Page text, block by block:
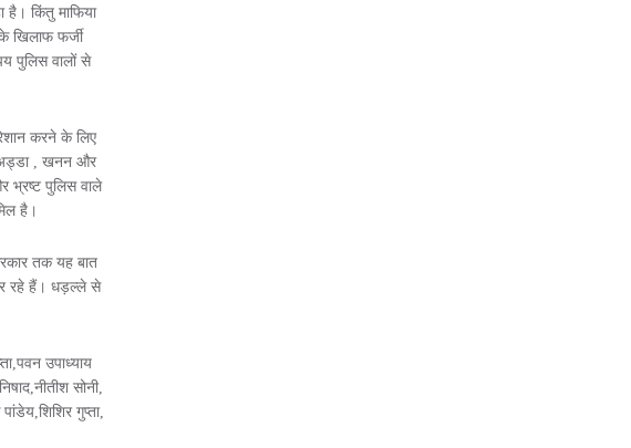
है। किंतु माफिया
खिलाफ फर्जी
पुलिस वालों से
करने के लिए
अड्डा , खनन और
भ्रष्ट पुलिस वाले
है।
तक यह बात
रहे हैं। धड़ल्ले से
उपाध्याय
सोनी,
गुप्ता,